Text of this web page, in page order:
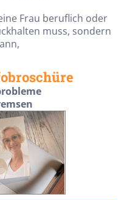
Frau beruflich oder
muss, sondern